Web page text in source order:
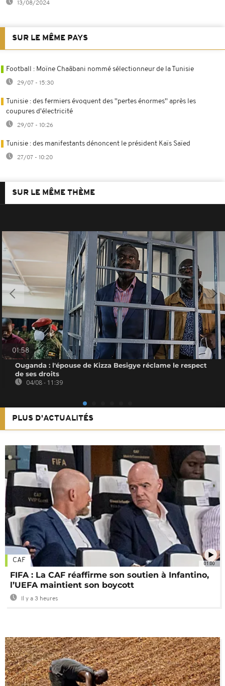
13/08/2024
SUR LE MÊME PAYS
Football : Moïne Chaâbani nommé sélectionneur de la Tunisie
29/07 - 15:30
Tunisie : des fermiers évoquent des ''pertes énormes'' après les
coupures d'électricité
29/07 - 10:26
Tunisie : des manifestants dénoncent le président Kaïs Saïed
27/07 - 10:20
SUR LE MÊME THÈME
01:58
Ouganda : l'épouse de Kizza Besigye réclame le respect
de ses droits
04/08 - 11:39
PLUS D'ACTUALITÉS
01:00
CAF
FIFA : La CAF réaffirme son soutien à Infantino,
l’UEFA maintient son boycott
Il y a 3 heures